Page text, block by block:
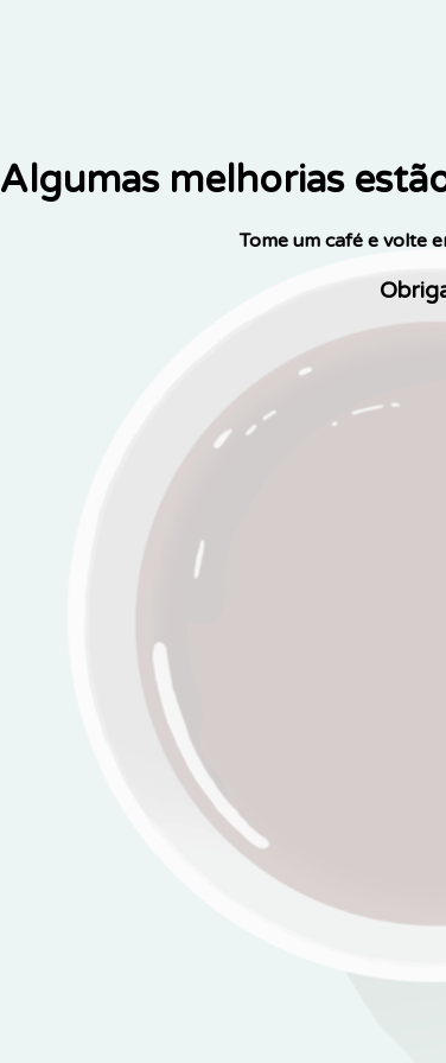
Algumas melhorias
Tome um café e volte